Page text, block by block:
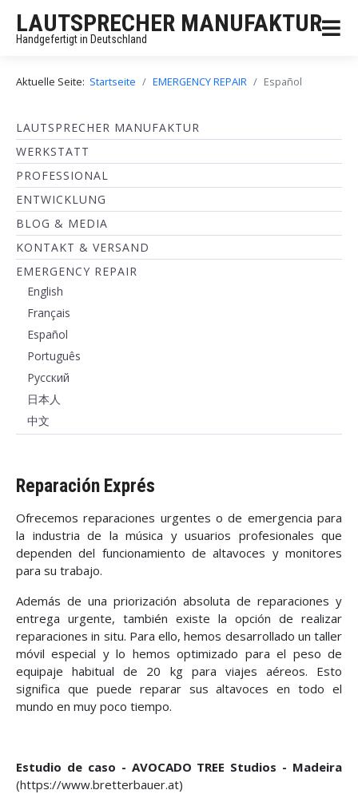
LAUTSPRECHER MANUFAKTUR
Handgefertigt in Deutschland
Aktuelle Seite: Startseite EMERGENCY REPAIR Español
LAUTSPRECHER MANUFAKTUR
WERKSTATT
PROFESSIONAL
ENTWICKLUNG
BLOG & MEDIA
KONTAKT & VERSAND
EMERGENCY REPAIR
English
Français
Español
Português
Pусский
日本人
中文
Reparación Exprés
Ofrecemos reparaciones urgentes o de emergencia para
la industria de la música y usuarios profesionales que
dependen del funcionamiento de altavoces y monitores
para su trabajo.
Además de una priorización absoluta de reparaciones y
entrega urgente, también existe la opción de realizar
reparaciones in situ. Para ello, hemos desarrollado un taller
móvil especial y lo hemos optimizado para el peso de
equipaje habitual de 20 kg para viajes aéreos. Esto
significa que puede reparar sus altavoces en todo el
mundo en muy poco tiempo.
Estudio de caso - AVOCADO TREE Studios - Madeira
(https://www.bretterbauer.at)